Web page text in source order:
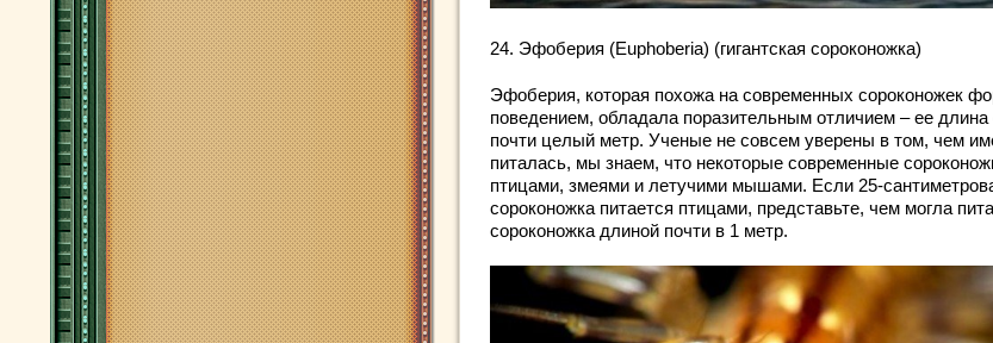
24. Эфоберия (Euphoberia) (гигантская сороконожка)
Эфоберия, которая похожа на современных сороконожек
поведением, обладала поразительным отличием – ее длина
почти целый метр. Ученые не совсем уверены в том, чем
питалась, мы знаем, что некоторые современные
птицами, змеями и летучими мышами. Если 25-
сороконожка питается птицами, представьте, чем могла
сороконожка длиной почти в 1 метр.